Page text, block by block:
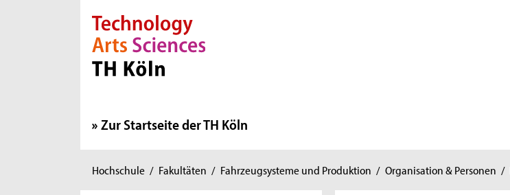
Direkt zur Hauptnavigation
Direkt zur Subnavigation
Direkt zum Inhalt
Direkt zum Fußbereich
Zur Startseite der TH Köln
Sie
Hochschule / Fakultäten / Fahrzeugsysteme und Produktion / Organisation & Personen /